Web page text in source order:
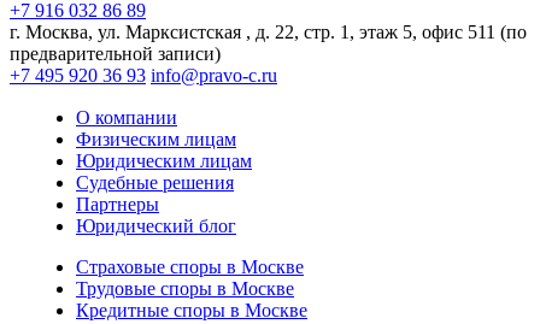
+7 916 032 86 89
г. Москва, ул. Марксистская , д. 22, стр. 1, этаж 5, офис 511 (по
предварительной записи)
+7 495 920 36 93 info@pravo-c.ru
О компании
Физическим лицам
Юридическим лицам
Судебные решения
Партнеры
Юридический блог
Страховые споры в Москве
Трудовые споры в Москве
Кредитные споры в Москве